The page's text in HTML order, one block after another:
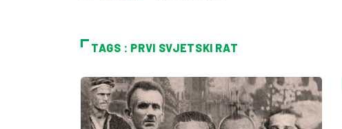
TAGS : PRVI SVJETSKI RAT